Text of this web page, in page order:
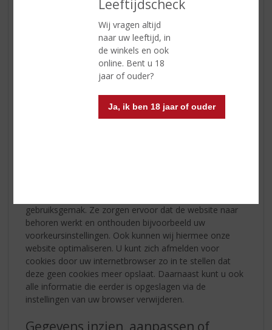
Leeftijdscheck
Wij vragen altijd
naar uw leeftijd, in
de winkels en ook
online. Bent u 18
jaar of ouder?
Ja, ik ben 18 jaar of ouder
topSlijter verstrekt uitsluitend aan derden en alleen als
dit nodig is voor de uitvoering van onze overeenkomst
met u of om te voldoen aan een wettelijke verplichting.
Cookies, of vergelijkbare technieken,
die wij gebruiken
topSlijter gebruikt alleen technische en functionele
gebruiksgemak. Ze zorgen ervoor dat de website naar
behoren werkt en onthouden bijvoorbeeld uw
voorkeursinstellingen. Ook kunnen wij hiermee onze
website optimaliseren. U kunt zich afmelden voor
cookies door uw internetbrowser zo in te stellen dat
deze geen cookies meer opslaat. Daarnaast kunt u ook
alle informatie die eerder is opgeslagen via de
instellingen van uw browser verwijderen.
Gegevens inzien, aanpassen of